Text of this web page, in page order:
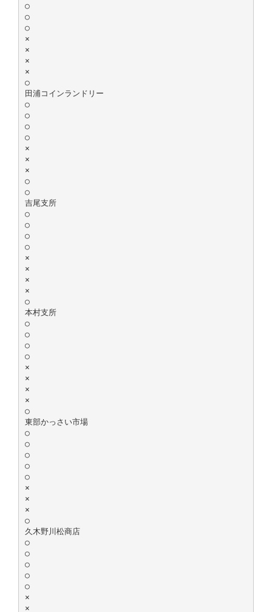
○
○
○
×
×
×
×
○
田浦コインランドリー
○
○
○
○
×
×
×
○
○
吉尾支所
○
○
○
○
×
×
×
×
○
本村支所
○
○
○
○
×
×
×
×
○
東部かっさい市場
○
○
○
○
○
×
×
×
○
久木野川松商店
○
○
○
○
○
×
×